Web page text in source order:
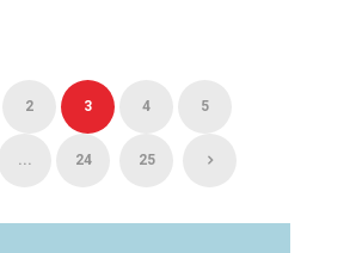
2 3 4 5
... 24 25